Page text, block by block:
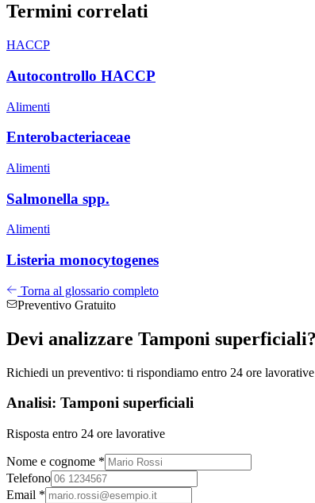
Termini correlati
HACCP
Autocontrollo HACCP
Alimenti
Enterobacteriaceae
Alimenti
Salmonella spp.
Alimenti
Listeria monocytogenes
Torna al glossario completo
Preventivo Gratuito
Devi analizzare Tamponi superficiali?
Richiedi un preventivo: ti rispondiamo entro 24 ore
Analisi: Tamponi superficiali
Risposta entro 24 ore lavorative
Nome e cognome *
Telefono
Email *